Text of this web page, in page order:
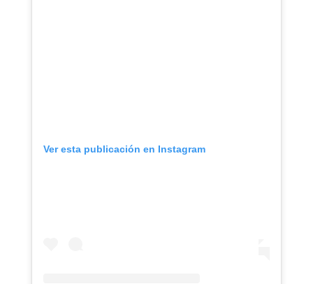
Ver esta publicación en Instagram